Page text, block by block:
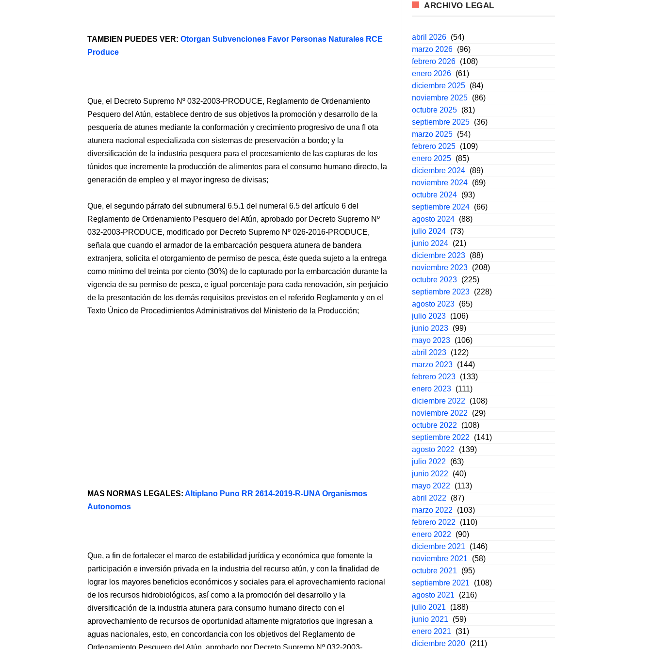
TAMBIEN PUEDES VER: Otorgan Subvenciones Favor Personas Naturales RCE
Produce
Que, el Decreto Supremo Nº 032-2003-PRODUCE, Reglamento de Ordenamiento
Pesquero del Atún, establece dentro de sus objetivos la promoción y desarrollo de la
pesquería de atunes mediante la conformación y crecimiento progresivo de una ﬂ ota
atunera nacional especializada con sistemas de preservación a bordo; y la
diversificación de la industria pesquera para el procesamiento de las capturas de los
túnidos que incremente la producción de alimentos para el consumo humano directo, la
generación de empleo y el mayor ingreso de divisas;
Que, el segundo párrafo del subnumeral 6.5.1 del numeral 6.5 del artículo 6 del
Reglamento de Ordenamiento Pesquero del Atún, aprobado por Decreto Supremo Nº
032-2003-PRODUCE, modificado por Decreto Supremo Nº 026-2016-PRODUCE,
señala que cuando el armador de la embarcación pesquera atunera de bandera
extranjera, solicita el otorgamiento de permiso de pesca, éste queda sujeto a la entrega
como mínimo del treinta por ciento (30%) de lo capturado por la embarcación durante la
vigencia de su permiso de pesca, e igual porcentaje para cada renovación, sin perjuicio
de la presentación de los demás requisitos previstos en el referido Reglamento y en el
Texto Único de Procedimientos Administrativos del Ministerio de la Producción;
MAS NORMAS LEGALES: Altiplano Puno RR 2614-2019-R-UNA Organismos
Autonomos
Que, a fin de fortalecer el marco de estabilidad jurídica y económica que fomente la
participación e inversión privada en la industria del recurso atún, y con la finalidad de
lograr los mayores beneficios económicos y sociales para el aprovechamiento racional
de los recursos hidrobiológicos, así como a la promoción del desarrollo y la
diversificación de la industria atunera para consumo humano directo con el
aprovechamiento de recursos de oportunidad altamente migratorios que ingresan a
aguas nacionales, esto, en concordancia con los objetivos del Reglamento de
Ordenamiento Pesquero del Atún, aprobado por Decreto Supremo Nº 032-2003-
ARCHIVO LEGAL
abril 2026 (54)
marzo 2026 (96)
febrero 2026 (108)
enero 2026 (61)
diciembre 2025 (84)
noviembre 2025 (86)
octubre 2025 (81)
septiembre 2025 (36)
marzo 2025 (54)
febrero 2025 (109)
enero 2025 (85)
diciembre 2024 (89)
noviembre 2024 (69)
octubre 2024 (93)
septiembre 2024 (66)
agosto 2024 (88)
julio 2024 (73)
junio 2024 (21)
diciembre 2023 (88)
noviembre 2023 (208)
octubre 2023 (225)
septiembre 2023 (228)
agosto 2023 (65)
julio 2023 (106)
junio 2023 (99)
mayo 2023 (106)
abril 2023 (122)
marzo 2023 (144)
febrero 2023 (133)
enero 2023 (111)
diciembre 2022
(108)
noviembre 2022
(29)
octubre 2022
(108)
septiembre 2022
(141)
agosto 2022
(139)
julio 2022
(63)
junio 2022
(40)
mayo 2022
(113)
abril 2022
(87)
marzo 2022
(103)
febrero 2022
(110)
enero 2022
(90)
diciembre 2021
(146)
noviembre 2021
(58)
octubre 2021
(95)
septiembre 2021
(108)
agosto 2021
(216)
julio 2021
(188)
junio 2021
(59)
enero 2021
(31)
diciembre 2020 (211)